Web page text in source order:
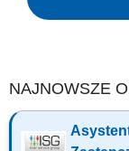
NAJNOWSZE